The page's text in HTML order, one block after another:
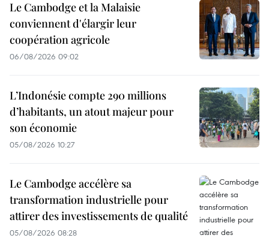
Le Cambodge et la Malaisie
conviennent d'élargir leur
coopération agricole
06/08/2026 09:02
L’Indonésie compte 290 millions
d’habitants, un atout majeur pour
son économie
05/08/2026 10:27
Le Cambodge accélère sa
transformation industrielle pour
attirer des investissements de qualité
05/08/2026 08:28